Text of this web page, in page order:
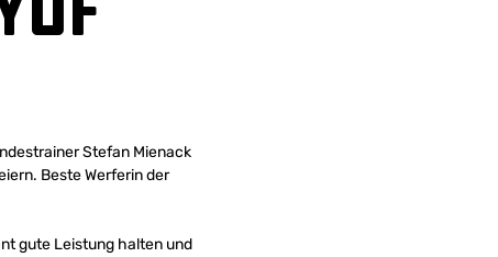
Stefan Mienack
Beste Werferin der
gute Leistung halten und